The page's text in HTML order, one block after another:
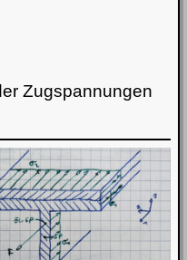
Zugspannungen